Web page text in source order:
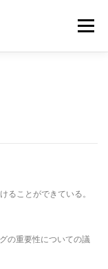
メニュー
ることができている。
の重要性についての議